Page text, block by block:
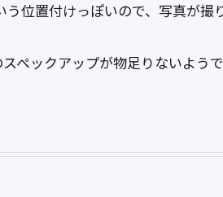
位置付けっぽいので、写真が撮
ペックアップが物足りないよう